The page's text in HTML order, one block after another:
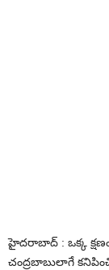
హైద‌రాబాద్ : ఒక్క
చంద్ర‌బాబులాగే